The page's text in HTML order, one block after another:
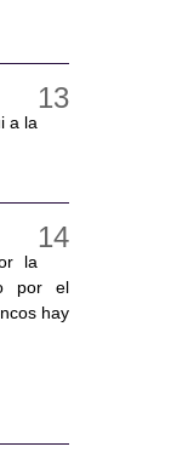
a la
la
por el
hay